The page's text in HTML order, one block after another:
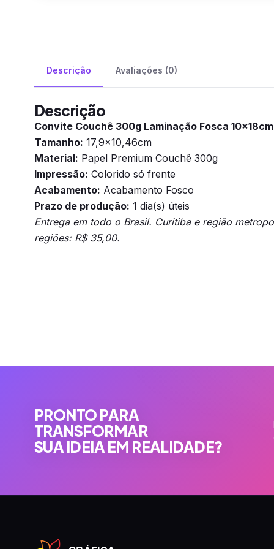
Descrição Avaliações (0)
Descrição
Convite Couchê 300g Laminação Fosca 10x18cm
Tamanho: 17,9×10,46cm
Material: Papel Premium Couchê 300g
Impressão: Colorido só frente
Acabamento: Acabamento Fosco
Prazo de produção: 1 dia(s) úteis
Entrega em todo o Brasil. Curitiba e região
regiões: R$ 35,00.
PRONTO PARA
TRANSFORMAR
SUA IDEIA EM REALIDADE?